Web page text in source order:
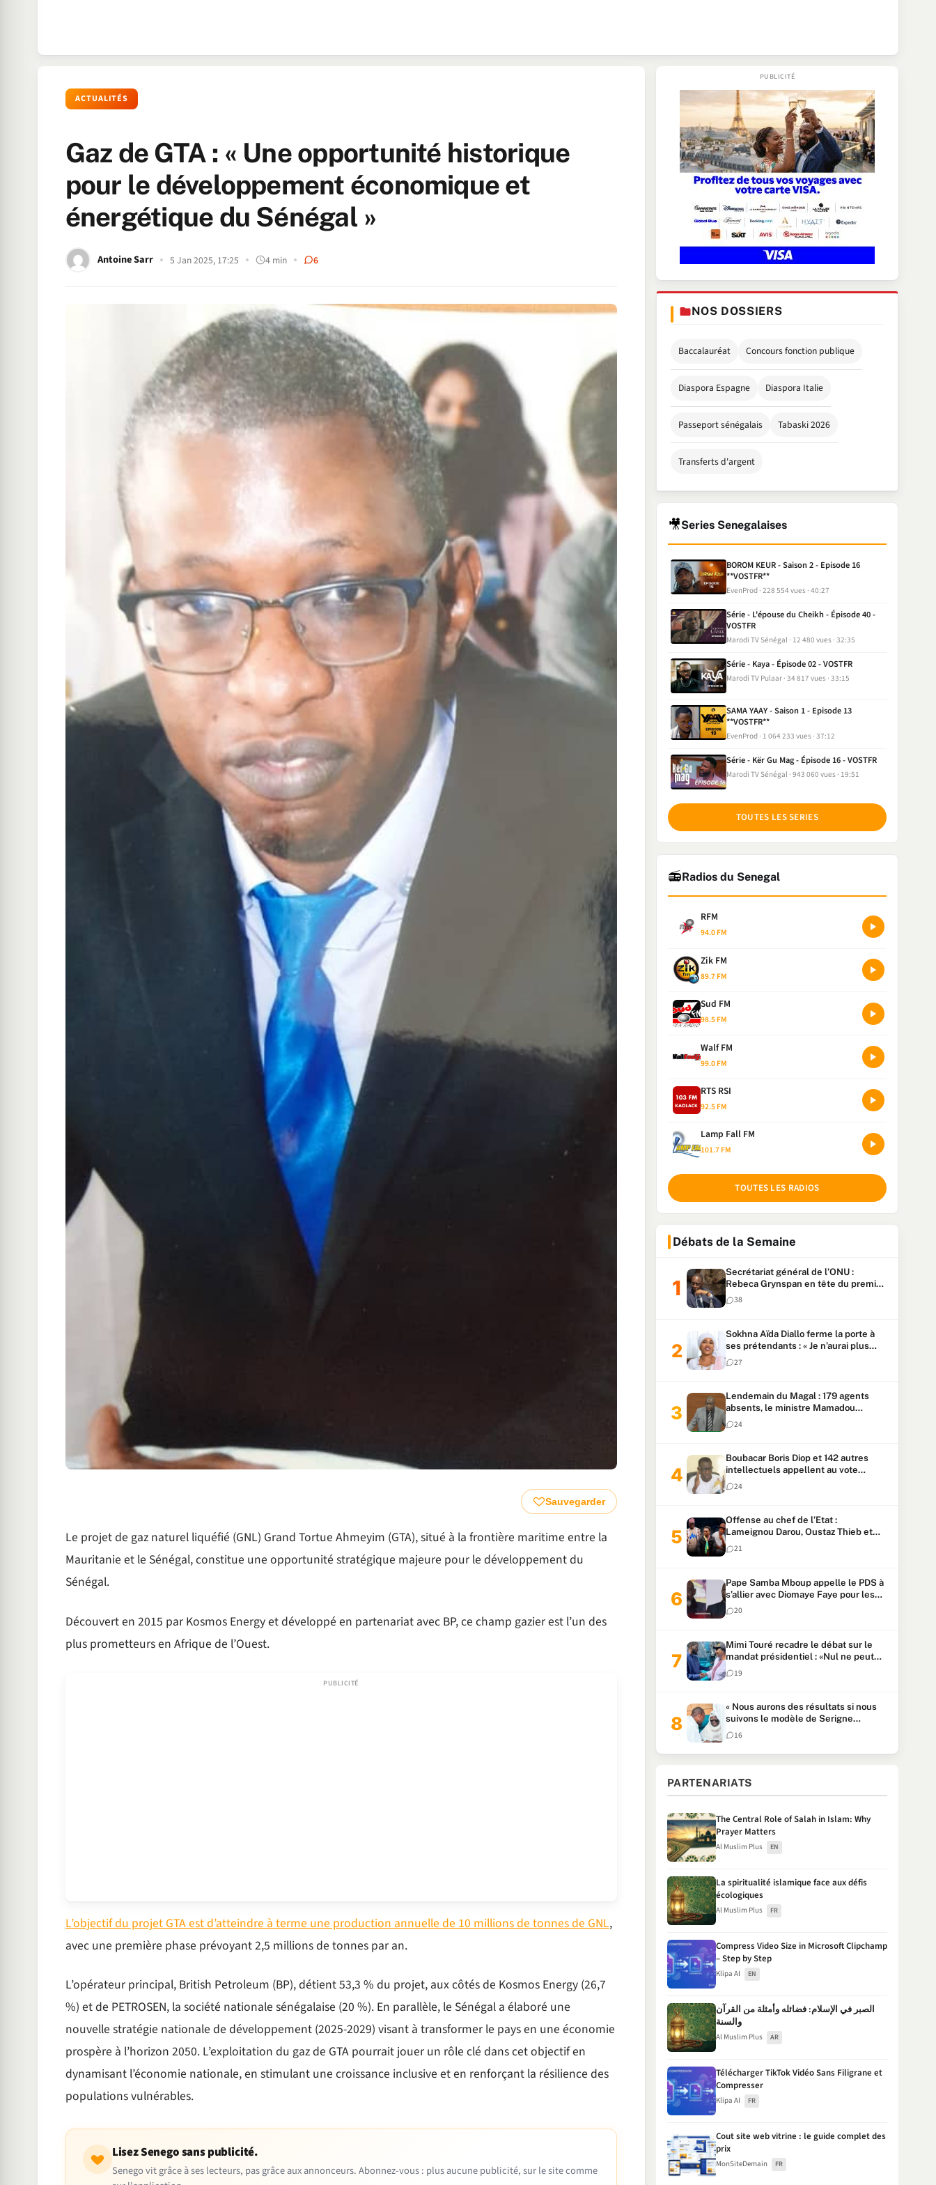
ACTUALITÉS
Gaz de GTA : « Une opportunité historique
pour le développement économique et
énergétique du Sénégal »
Antoine Sarr 5 Jan 2025, 17:25 4 min 6
Sauvegarder
Le projet de gaz naturel liquéfié (GNL) Grand Tortue Ahmeyim (GTA), situé à la frontière maritime entre la
Mauritanie et le Sénégal, constitue une opportunité stratégique majeure pour le développement du
Sénégal.
Découvert en 2015 par Kosmos Energy et développé en partenariat avec BP, ce champ gazier est l’un des
plus prometteurs en Afrique de l’Ouest.
L’objectif du projet GTA est d’atteindre à terme une production annuelle de 10 millions de tonnes de GNL,
avec une première phase prévoyant 2,5 millions de tonnes par an.
L’opérateur principal, British Petroleum (BP), détient 53,3 % du projet, aux côtés de Kosmos Energy (26,7
%) et de PETROSEN, la société nationale sénégalaise (20 %). En parallèle, le Sénégal a élaboré une
nouvelle stratégie nationale de développement (2025-2029) visant à transformer le pays en une économie
prospère à l’horizon 2050. L’exploitation du gaz de GTA pourrait jouer un rôle clé dans cet objectif en
dynamisant l’économie nationale, en stimulant une croissance inclusive et en renforçant la résilience des
populations vulnérables.
Lisez Senego sans publicité.
Senego vit grâce à ses lecteurs, pas grâce aux annonceurs. Abonnez-vous : plus aucune publicité, sur le site comme
NOS DOSSIERS
Baccalauréat Concours fonction publique
Diaspora Espagne Diaspora Italie
Passeport sénégalais Tabaski 2026
Transferts d'argent
🎥Series Senegalaises
BOROM KEUR - Saison 2 - Episode 16
**VOSTFR**
EvenProd 228 554 vues 40:27
Série - L'épouse du Cheikh - Épisode 40 -
VOSTFR
Marodi TV Sénégal 12 480 vues 32:35
Série - Kaya - Épisode 02 - VOSTFR
Marodi TV Pulaar 34 817 vues 33:15
SAMA YAAY - Saison 1 - Episode 13
**VOSTFR**
EvenProd 1 064 233 vues 37:12
Série - Kër Gu Mag - Épisode 16 - VOSTFR
Marodi TV Sénégal 943 060 vues 19:51
TOUTES LES SERIES
📻Radios du Senegal
RFM
94.0 FM
Zik FM
89.7 FM
Sud FM
98.5 FM
Walf FM
99.0 FM
RTS RSI
92.5 FM
Lamp Fall FM
101.7 FM
TOUTES LES RADIOS
Débats de la Semaine
Secrétariat général de l’ONU :
Rebeca Grynspan en tête du premier
vote, Macky Sall pointe à la 5ᵉ place
38
Sokhna Aïda Diallo ferme la porte à
ses prétendants : « Je n’aurai plus
jamais un autre mari »
27
Lendemain du Magal : 179 agents
absents, le ministre Mamadou
Lamine Dianté exige des explications
24
Boubacar Boris Diop et 142 autres
intellectuels appellent au vote
urgent de la révision
constitutionnelle
24
Offense au chef de l’Etat :
Lameignou Darou, Oustaz Thieb et
Ndiaye Touba lourdement
condamnés
21
Pape Samba Mboup appelle le PDS à
s’allier avec Diomaye Faye pour les
locales et tacle Sonko
20
Mimi Touré recadre le débat sur le
mandat présidentiel : «Nul ne peut
faire plus de deux mandats
consécutifs de 5 ans»
19
« Nous aurons des résultats si nous
suivons le modèle de Serigne
Touba » : Ousmane Sonko au Khalife
Serigne Mountakha
16
PARTENARIATS
The Central Role of Salah in Islam: Why
Prayer Matters
Al Muslim Plus EN
La spiritualité islamique face aux défis
écologiques
Al Muslim Plus FR
Compress Video Size in Microsoft Clipchamp
– Step by Step
Klipa AI EN
الصبر في الإسلام: فضائله وأمثلة من القرآن
والسنة
Al Muslim Plus AR
Télécharger TikTok Vidéo Sans Filigrane et
Compresser
Klipa AI FR
Cout site web vitrine : le guide complet des
prix
MonSiteDemain FR